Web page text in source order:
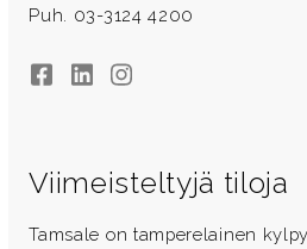
Puh. 03-3124 4200
FacebookLinkedInInstagram
Viimeisteltyjä tiloja
Tamsale on tamperelainen